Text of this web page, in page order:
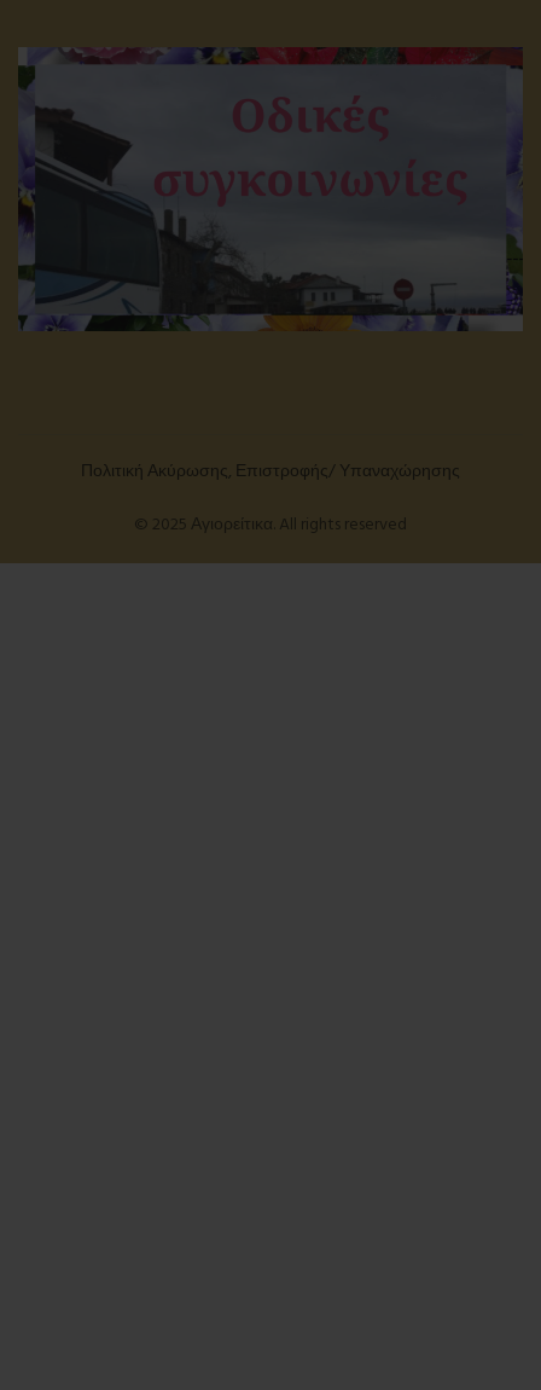
Πολιτική Ακύρωσης, Επιστροφής/ Υπαναχώρησης
© 2025 Αγιορείτικα. All rights reserved